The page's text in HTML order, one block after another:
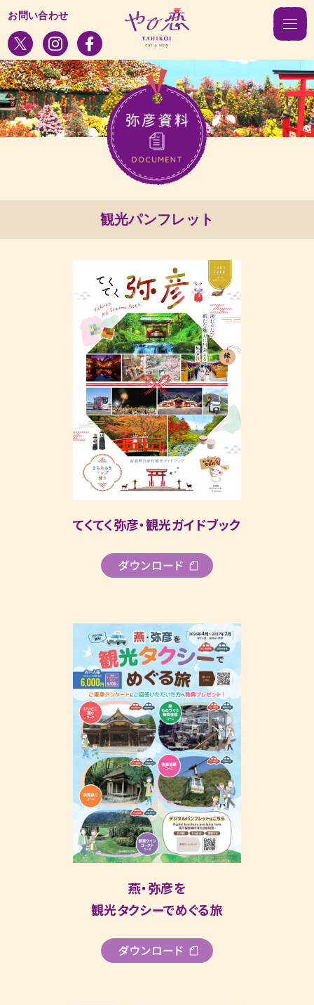
お問い合わせ
観光パンフレット
てくてく弥彦・観光ガイドブック
燕・弥彦を
観光タクシーでめぐる旅